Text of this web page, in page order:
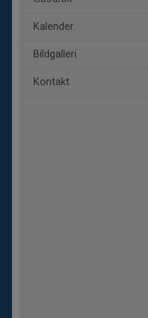
Kalender
Bildgalleri
Kontakt